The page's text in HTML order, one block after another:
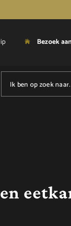
Bezoek
Ik ben op zoek